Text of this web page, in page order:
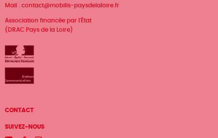
Mail : contact@mobilis-paysdelaloire.fr
Association financée par l'État
(DRAC Pays de la Loire)
Menu
Pied
CONTACT
SUIVEZ-NOUS